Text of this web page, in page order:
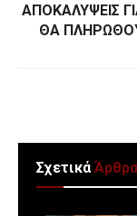
ΑΠΟΚΑΛΥΨΕΙΣ
ΘΑ
ΣχετικάΆρθρα